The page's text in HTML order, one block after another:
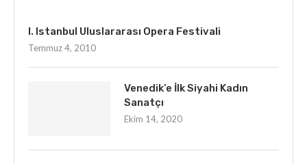
I. Istanbul Uluslararası Opera Festivali
Temmuz 4, 2010
Venedik’e İlk Siyahi Kadın
Sanatçı
Ekim 14, 2020